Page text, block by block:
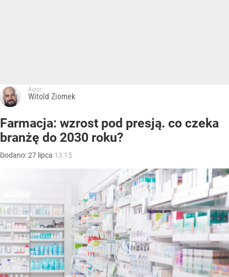
Autor:
Witold Ziomek
Farmacja: wzrost pod presją. co czeka
branżę do 2030 roku?
Dodano:27 lipca 13:15